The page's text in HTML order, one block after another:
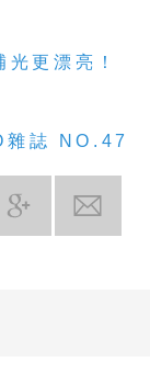
更漂亮！
雜誌 NO.47